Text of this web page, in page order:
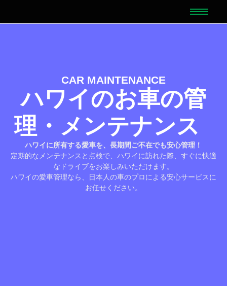
CAR MAINTENANCE
ハワイのお車の管
理・メンテナンス
ハワイに所有する愛車を、長期間ご不在でも安心管理！
定期的なメンテナンスと点検で、ハワイに訪れた際、すぐに快適
なドライブをお楽しみいただけます。
ハワイの愛車管理なら、日本人の車のプロによる安心サービスに
お任せください。